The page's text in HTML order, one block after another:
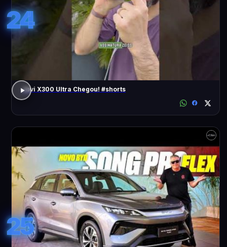
24
Jovi X300 Ultra Chegou! #shorts
25